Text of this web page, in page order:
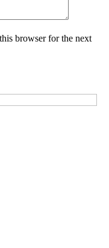
browser for the next